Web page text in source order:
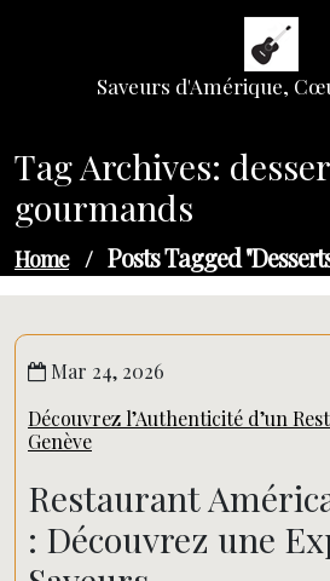
Saveurs d'Amérique,
Tag Archives:
gourmands
Home / Posts Tagged
Mar 24, 2026
Découvrez l’Authenticité d’un
Genève
Restaurant
: Découvrez une